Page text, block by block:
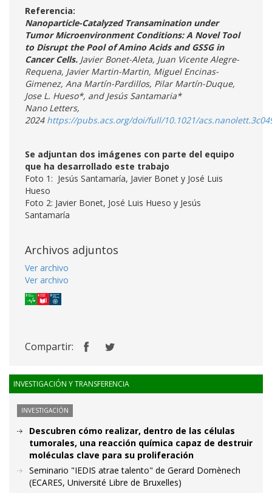
Referencia:
Nanoparticle-Catalyzed Transamination under
Tumor Microenvironment Conditions: A Novel Tool
to Disrupt the Pool of Amino Acids and GSSG in
Cancer Cells. Javier Bonet-Aleta, Juan Vicente Alegre-
Requena, Javier Martin-Martin, Miguel Encinas-
Gimenez, Ana Martín-Pardillos, Pilar Martín-Duque,
Jose L. Hueso*, and Jesús Santamaria*
Nano Letters,
2024 https://pubs.acs.org/doi/full/10.1021/
Se adjuntan dos imágenes con parte del equipo
que ha desarrollado este trabajo
Foto 1: Jesús Santamaría, Javier Bonet y José Luis
Hueso
Foto 2: Javier Bonet, José Luis Hueso y Jesús
Santamaría
Archivos adjuntos
Ver archivo
Ver archivo
Compartir:
INVESTIGACIÓN Y TRANSFERENCIA
INVESTIGACIÓN
Descubren cómo realizar, dentro de las células
tumorales, una reacción química capaz de destruir
moléculas clave para su proliferación
Seminario "IEDIS atrae talento" de Gerard Domènech
(ECARES, Université Libre de Bruxelles)